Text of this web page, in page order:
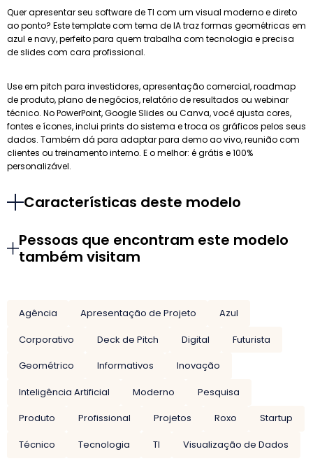
Quer apresentar seu software de TI com um visual moderno e direto
ao ponto? Este template com tema de IA traz formas geométricas em
azul e navy, perfeito para quem trabalha com tecnologia e precisa
de slides com cara profissional.
Use em pitch para investidores, apresentação comercial, roadmap
de produto, plano de negócios, relatório de resultados ou webinar
técnico. No PowerPoint, Google Slides ou Canva, você ajusta cores,
fontes e ícones, inclui prints do sistema e troca os gráficos pelos seus
dados. Também dá para adaptar para demo ao vivo, reunião com
clientes ou treinamento interno. E o melhor: é grátis e 100%
personalizável.
Características deste modelo
Pessoas que encontram este modelo
também visitam
Agência Apresentação de Projeto
Azul
Corporativo
Deck de Pitch Digital
Futurista
Geométrico
Informativos
Inovação
Inteligência Artificial
Moderno
Pesquisa
Produto
Profissional Projetos Roxo
Startup
Técnico
Tecnologia TI Visualização de Dados